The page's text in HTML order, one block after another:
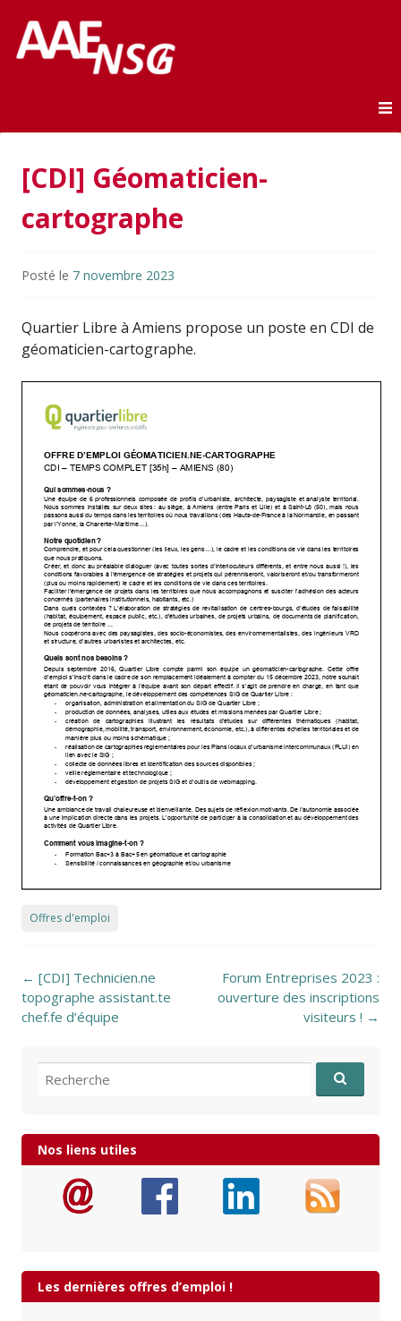
AAE-ENSG
[CDI] Géomaticien-
cartographe
Posté le 7 novembre 2023
Quartier Libre à Amiens propose un poste en CDI de
géomaticien-cartographe.
Offres d'emploi
Post navigation
← [CDI] Technicien.ne
topographe assistant.te
chef.fe d’équipe
Forum Entreprises 2023 :
ouverture des inscriptions
visiteurs ! →
Recherche pour:
Nos liens utiles
Les dernières offres d’emploi !